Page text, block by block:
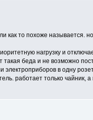
как то похоже называется.
нагрузку и
беда и не возможно
электроприборов в одну
работает только чайник,